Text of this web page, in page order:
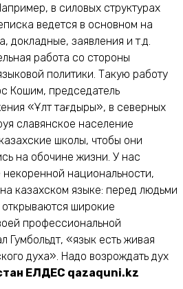
в силовых структурах
ведется в основном на
докладные, заявления и т.д.
работа со стороны
политики. Такую работу
Кошим, председатель
«Ұлт тағдыры», в северных
славянское население
школы, чтобы они
на обочине жизни. У нас
национальности,
казахском языке: перед людьми
широкие
профессиональной
Гумбольдт, «язык есть живая
духа». Надо возрождать дух
ЕЛДЕС qazaquni.kz